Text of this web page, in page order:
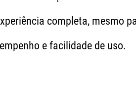
completa, mesmo
e facilidade de uso.